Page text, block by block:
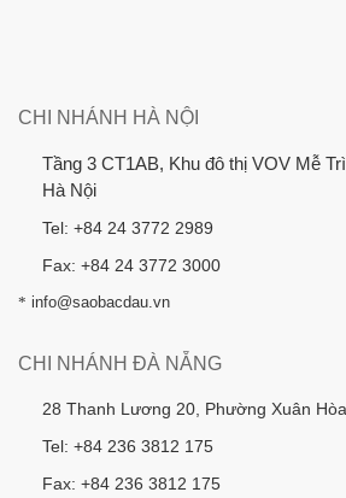
CHI NHÁNH HÀ NỘI
Tầng 3 CT1AB, Khu đô thị VOV Mễ
Hà Nội
Tel: +84 24 3772 2989
Fax: +84 24 3772 3000
* info@saobacdau.vn
CHI NHÁNH ĐÀ NẴNG
28 Thanh Lương 20, Phường Xuân
Tel: +84 236 3812 175
Fax: +84 236 3812 175